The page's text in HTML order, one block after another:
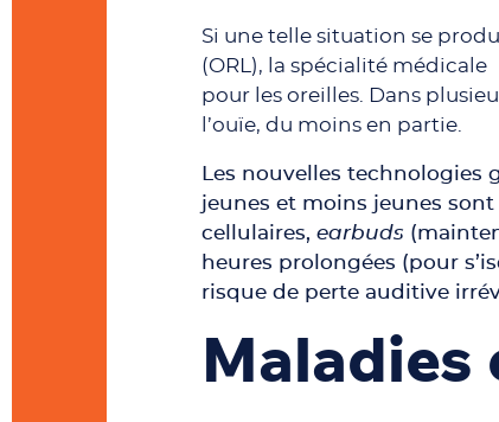
Si une telle situation se
(ORL), la spécialité médicale
pour les oreilles. Dans
l’ouïe, du moins en partie.
Les nouvelles
jeunes et moins jeunes
cellulaires,earbuds
heures prolongées (pour
risque de perte auditive